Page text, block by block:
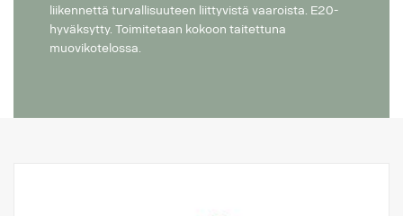
liikennettä turvallisuuteen liittyvistä vaaroista. E20-
hyväksytty. Toimitetaan kokoon taitettuna
muovikotelossa.